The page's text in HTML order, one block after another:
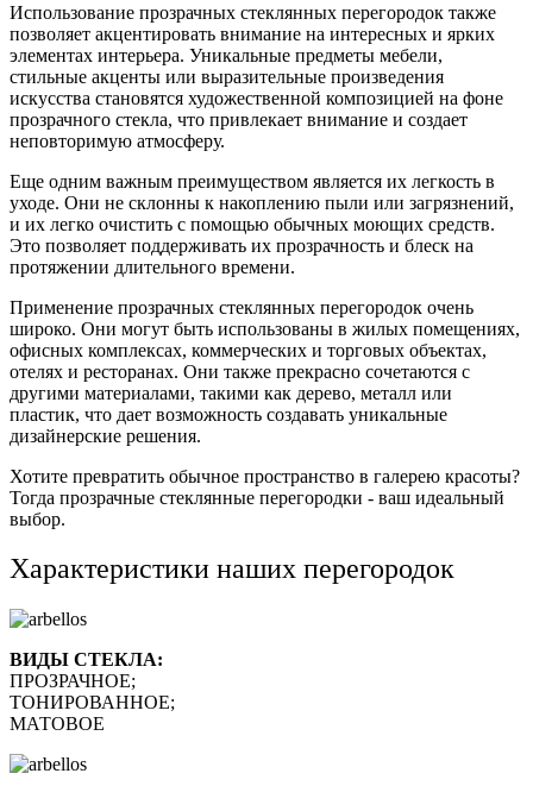
Использование прозрачных стеклянных перегородок также
позволяет акцентировать внимание на интересных и ярких
элементах интерьера. Уникальные предметы мебели,
стильные акценты или выразительные произведения
искусства становятся художественной композицией на фоне
прозрачного стекла, что привлекает внимание и создает
неповторимую атмосферу.
Еще одним важным преимуществом является их легкость в
уходе. Они не склонны к накоплению пыли или загрязнений,
и их легко очистить с помощью обычных моющих средств.
Это позволяет поддерживать их прозрачность и блеск на
протяжении длительного времени.
Применение прозрачных стеклянных перегородок очень
широко. Они могут быть использованы в жилых помещениях,
офисных комплексах, коммерческих и торговых объектах,
отелях и ресторанах. Они также прекрасно сочетаются с
другими материалами, такими как дерево, металл или
пластик, что дает возможность создавать уникальные
дизайнерские решения.
Хотите превратить обычное пространство в галерею красоты?
Тогда прозрачные стеклянные перегородки - ваш идеальный
выбор.
Характеристики наших перегородок
ВИДЫ СТЕКЛА:
ПРОЗРАЧНОЕ;
ТОНИРОВАННОЕ;
МАТОВОЕ